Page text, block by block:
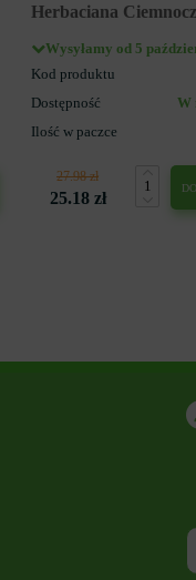
Herbaciana
Wysyłamy od 5
Kod produktu
Dostępność
W
Ilość w paczce
27.98 zł
25.18 zł